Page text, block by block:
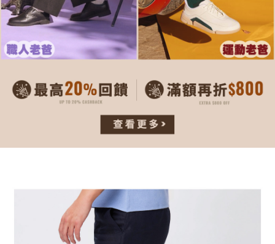
請求用戶進行身份認證。
５．嚴禁一人註冊多個帳號或使用他人資訊註冊。若發現惡意使用之情形，
恩沛科技股份有限公司將有權停止該用戶之使用額度並採取法律行動。